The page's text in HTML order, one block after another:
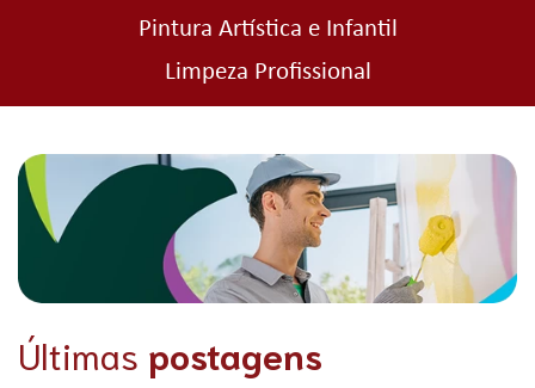
Pintura Artística e Infantil
Limpeza Profissional
Últimas postagens